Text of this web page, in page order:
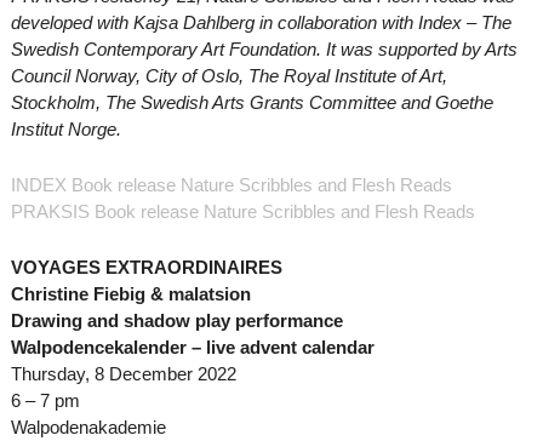
developed with Kajsa Dahlberg in collaboration with Index – The
Swedish Contemporary Art Foundation. It was supported by Arts
Council Norway, City of Oslo, The Royal Institute of Art,
Stockholm, The Swedish Arts Grants Committee and Goethe
Institut Norge.
INDEX Book release Nature Scribbles and Flesh Reads
PRAKSIS Book release Nature Scribbles and Flesh Reads
VOYAGES EXTRAORDINAIRES
Christine Fiebig & malatsion
Drawing and shadow play performance
Walpodencekalender – live advent calendar
Thursday, 8 December 2022
6 – 7 pm
Walpodenakademie